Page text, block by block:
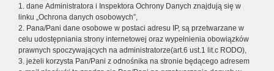
1. dane Administratora i Inspektora Ochrony Danych znajdują się w
linku „Ochrona danych osobowych”,
2. Pana/Pani dane osobowe w postaci adresu IP, są przetwarzane w
celu udostępniania strony internetowej oraz wypełnienia obowiązków
prawnych spoczywających na administratorze(art.6 ust.1 lit.c RODO),
3. jeżeli korzysta Pan/Pani z odnośnika na stronie będącego adresem